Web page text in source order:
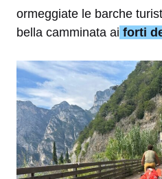
ormeggiate le barche
bella camminata ai forti